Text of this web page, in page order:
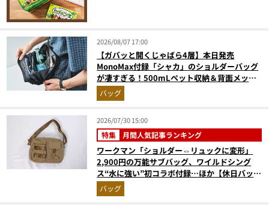
2026/08/07 17:00
【ガバッと開くじゃばら4層】本日発売
MonoMax付録「シャカ」のショルダーバッグ
が凄すぎる！500mLペット収納＆背面メッシ
ュでベタつかない
バッグ
2026/07/30 15:00
特集 月間人気記事ランキング
ワークマン「ショルダー⇔リュックに変形」
2,900円の万能サブバッグ、ワイルドシング
ス“水に強い”初コラボ付録…ほか【休日バッグ
の人気記事ランキングベスト3】（2026年6月
版）
バッグ